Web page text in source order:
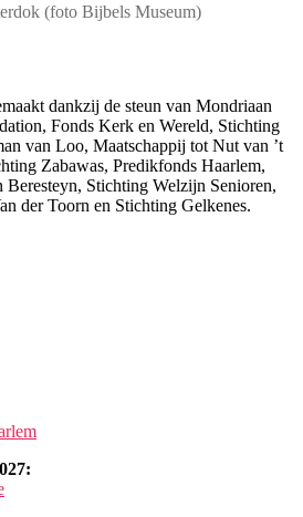
(foto Bijbels Museum)
dankzij de steun van Mondriaan
Fonds Kerk en Wereld, Stichting
van Loo, Maatschappij tot Nut van ’t
Zabawas, Predikfonds Haarlem,
Stichting Welzijn Senioren,
der Toorn en Stichting Gelkenes.